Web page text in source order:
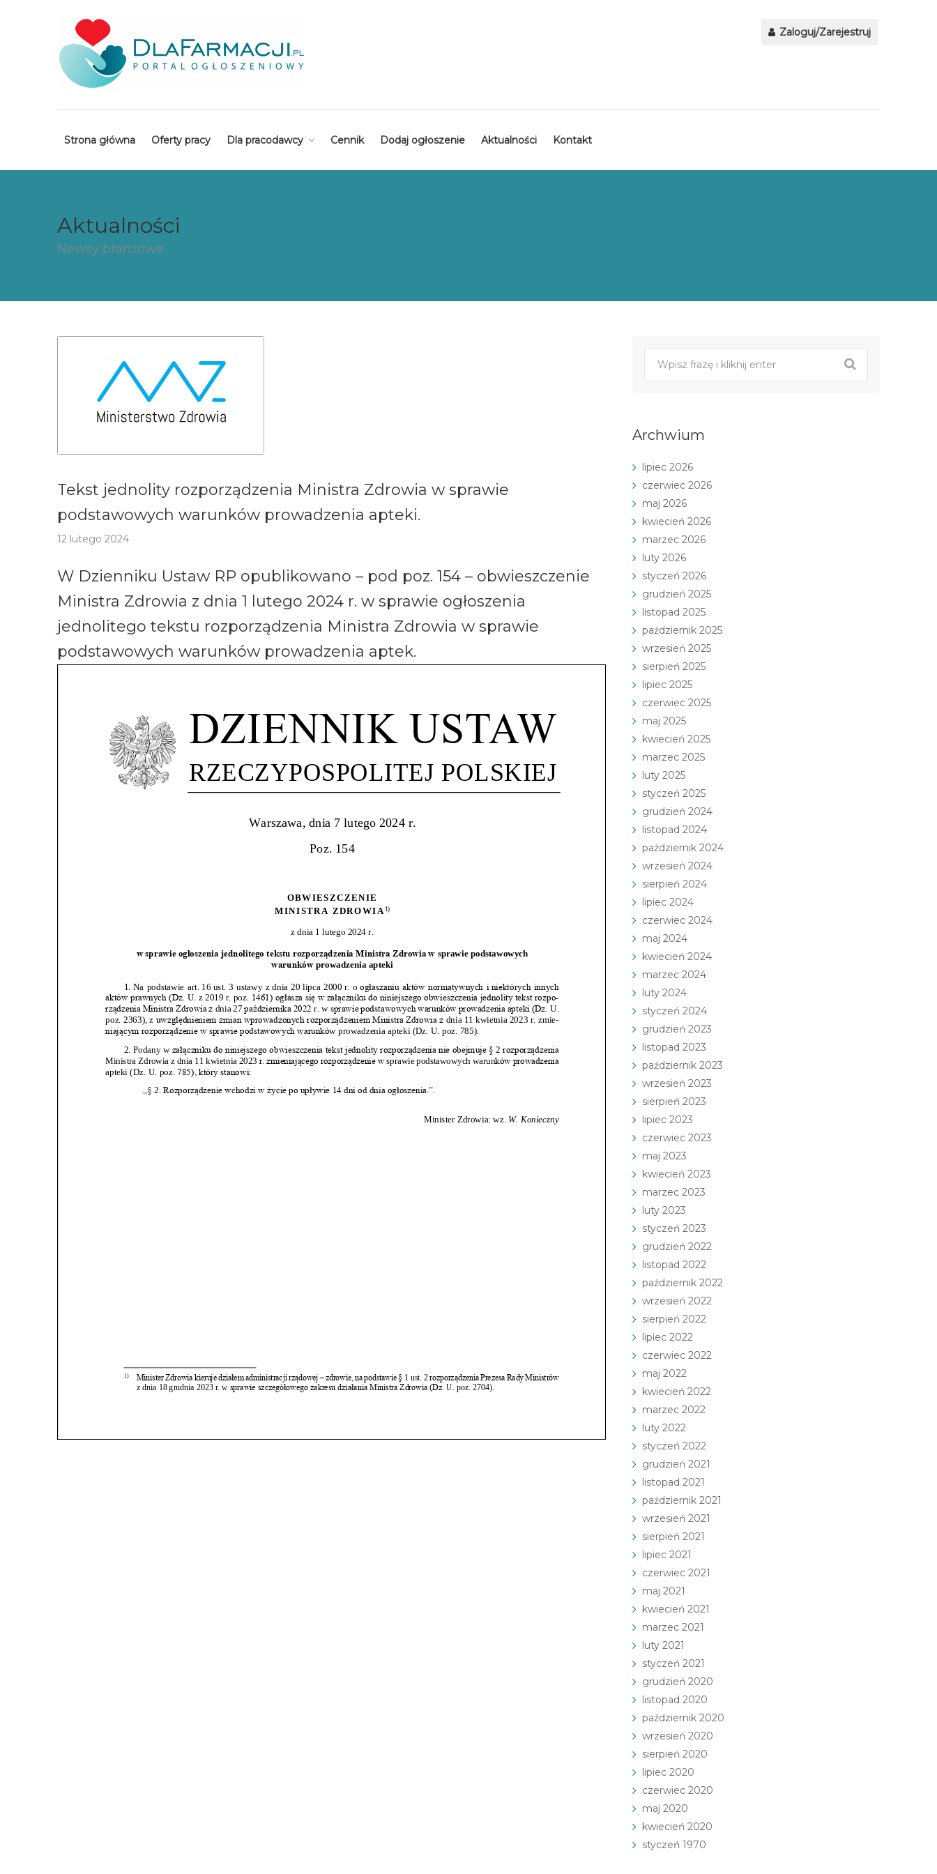
Strona główna Oferty pracy Dla pracodawcy Cennik Dodaj ogłoszenie Aktualności Kontakt
Zaloguj/Zarejestruj
Aktualności
Newsy branżowe
Tekst jednolity rozporządzenia Ministra Zdrowia w sprawie
podstawowych warunków prowadzenia apteki.
12 lutego 2024
W Dzienniku Ustaw RP opublikowano – pod poz. 154 – obwieszczenie
Ministra Zdrowia z dnia 1 lutego 2024 r. w sprawie ogłoszenia
jednolitego tekstu rozporządzenia Ministra Zdrowia w sprawie
podstawowych warunków prowadzenia aptek.
Archwium
lipiec 2026
czerwiec 2026
maj 2026
kwiecień 2026
marzec 2026
luty 2026
styczeń 2026
grudzień 2025
listopad 2025
październik 2025
wrzesień 2025
sierpień 2025
lipiec 2025
czerwiec 2025
maj 2025
kwiecień 2025
marzec 2025
luty 2025
styczeń 2025
grudzień 2024
listopad 2024
październik 2024
wrzesień 2024
sierpień 2024
lipiec 2024
czerwiec 2024
maj 2024
kwiecień 2024
marzec 2024
luty 2024
styczeń 2024
grudzień 2023
listopad 2023
październik 2023
wrzesień 2023
sierpień 2023
lipiec 2023
czerwiec 2023
maj 2023
kwiecień 2023
marzec 2023
luty 2023
styczeń 2023
grudzień 2022
listopad 2022
październik 2022
wrzesień 2022
sierpień 2022
lipiec 2022
czerwiec 2022
maj 2022
kwiecień 2022
marzec 2022
luty 2022
styczeń 2022
grudzień 2021
listopad 2021
październik 2021
wrzesień 2021
sierpień 2021
lipiec 2021
czerwiec 2021
maj 2021
kwiecień 2021
marzec 2021
luty 2021
styczeń 2021
grudzień 2020
listopad 2020
październik 2020
wrzesień 2020
sierpień 2020
lipiec 2020
czerwiec 2020
maj 2020
kwiecień 2020
styczeń 1970